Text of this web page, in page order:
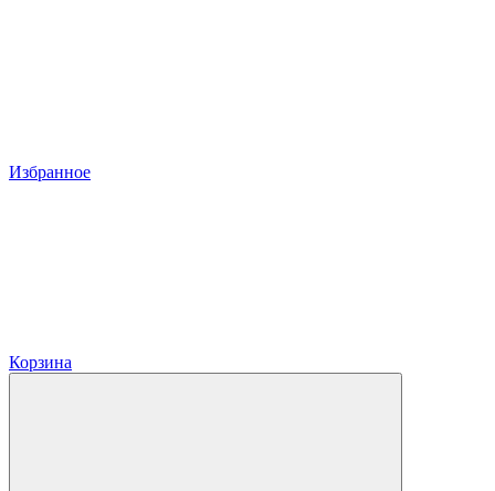
Избранное
Корзина